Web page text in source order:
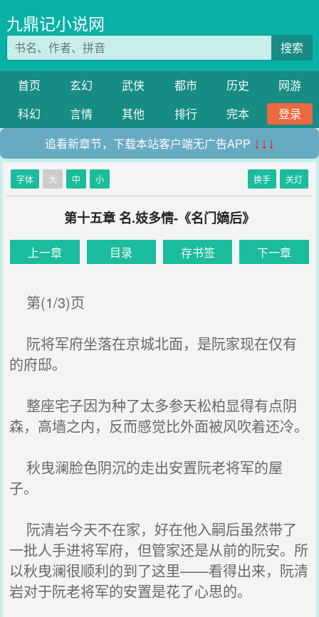
九鼎记小说网
搜索
首页 玄幻 武侠 都市 历史
网游
科幻
言情 其他 排行 完本
登录
追看新章节，下载本站客户端无广告APP ↓↓↓
字体 大 中 小 换手 关灯
第十五章 名.妓多情-《名门嫡后》
上一章 目录 存书签 下一章
第(1/3)页
阮将军府坐落在京城北面，是阮家现在仅有
的府邸。
整座宅子因为种了太多参天松柏显得有点阴
森，高墙之内，反而感觉比外面被风吹着还冷。
秋曳澜脸色阴沉的走出安置阮老将军的屋
子。
阮清岩今天不在家，好在他入嗣后虽然带了
一批人手进将军府，但管家还是从前的阮安。所
以秋曳澜很顺利的到了这里——看得出来，阮清
岩对于阮老将军的安置是花了心思的。